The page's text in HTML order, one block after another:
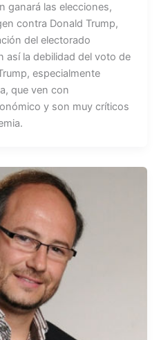
ganará las elecciones,
contra Donald Trump,
del electorado
así la debilidad del voto de
especialmente
que ven con
y son muy críticos